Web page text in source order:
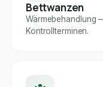
Bettwanzen
Wärmebehandlung
Kontrollterminen.